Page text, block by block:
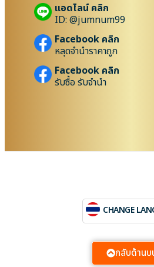
แอดไลน์ คลิก
ID: @jumnum99
Facebook คลิก
หลุดจำนำราคาถูก
Facebook คลิก
รับซื้อ รับจำนำ
CHANGE
กลับด้านบ